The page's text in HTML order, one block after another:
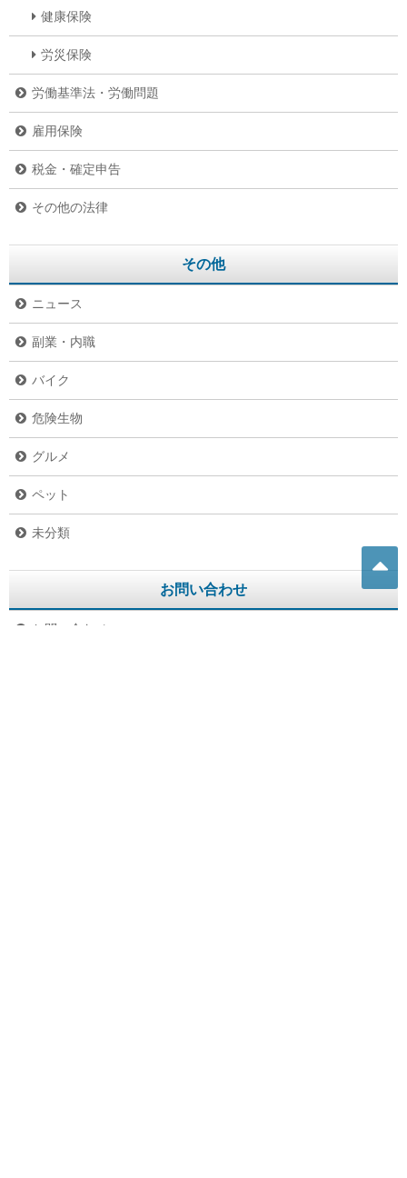
健康保険
労災保険
労働基準法・労働問題
雇用保険
税金・確定申告
その他の法律
その他
ニュース
副業・内職
バイク
危険生物
グルメ
ペット
未分類
お問い合わせ
お問い合わせ